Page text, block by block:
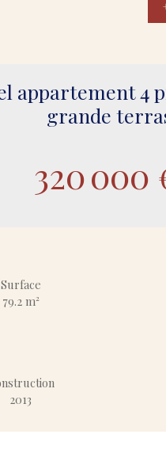
appartement 4
grande
320 000
Surface
79.2 m²
2013